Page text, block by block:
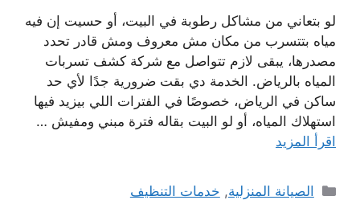
لو بتعاني من مشاكل رطوبة في البيت، أو حسيت إن فيه
مياه بتتسرب من مكان مش معروف ومش قادر تحدد
مصدرها، يبقى لازم تتواصل مع شركة كشف تسربات
المياه بالرياض. الخدمة دي بقت ضرورية جدًا لأي حد
ساكن في الرياض، خصوصًا في الفترات اللي بيزيد فيها
استهلاك المياه، أو لو البيت بقاله فترة مبني ومفيش …
اقرأ المزيد
التصنيفات
الصيانة المنزلية, خدمات التنظيف